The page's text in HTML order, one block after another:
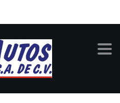
F-150
Look